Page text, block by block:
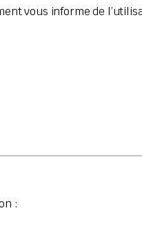
vous informe de
: